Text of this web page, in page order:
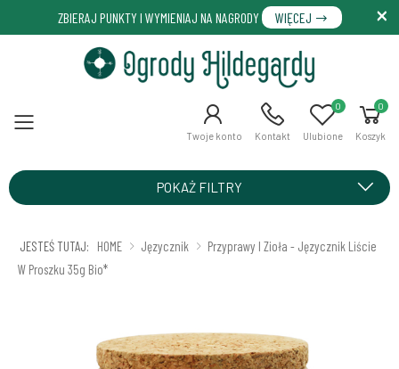
ZBIERAJ PUNKTY I WYMIENIAJ NA NAGRODY WIĘCEJ
Menu Twoje konto Kontakt Ulubione
0 0
Koszyk
POKAŻ FILTRY
JESTEŚ TUTAJ: HOME Języcznik
Przyprawy I Zioła - Języcznik Liście
W Proszku 35g Bio*